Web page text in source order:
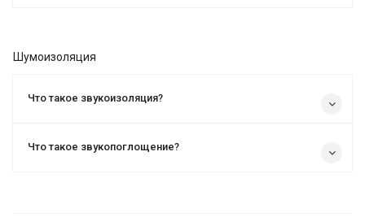
Шумоизоляция
Что такое звукоизоляция?
Что такое звукопоглощение?